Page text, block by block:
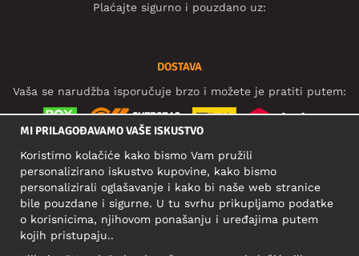
Plaćajte sigurno i pouzdano uz:
DOSTAVA
Vaša se narudžba isporučuje brzo i možete je pratiti putem:
DRUŠTVENE MREŽE
POSLOVNA ADRESA
MI PRILAGOĐAVAMO VAŠE ISKUSTVO
Koristimo kolačiće kako bismo Vam pružili
personalizirano iskustvo kupovine, kako bismo
personalizirali oglašavanje i kako bi naše web stranice
bile pouzdane i sigurne. U tu svrhu prikupljamo podatke
o korisnicima, njihovom ponašanju i uređajima putem
kojih pristupaju..